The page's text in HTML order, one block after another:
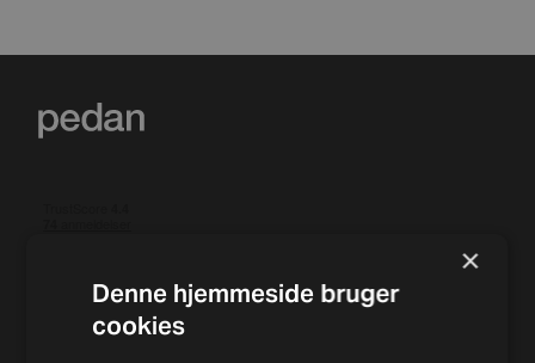
×
Denne hjemmeside bruger
cookies